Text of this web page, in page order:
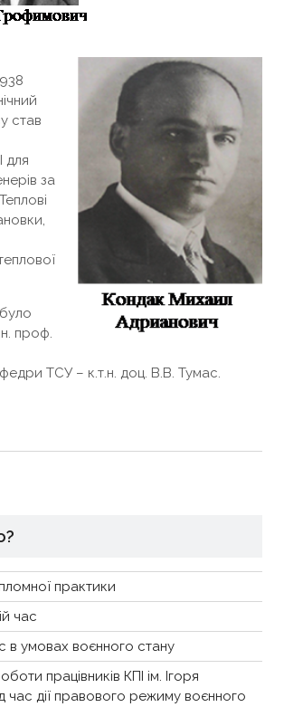
став
для
за
проф.
ТСУ – к.т.н. доц. В.В. Тумас.
практики
час
в умовах воєнного стану
працівників КПІ ім. Ігоря
час дії правового режиму воєнного